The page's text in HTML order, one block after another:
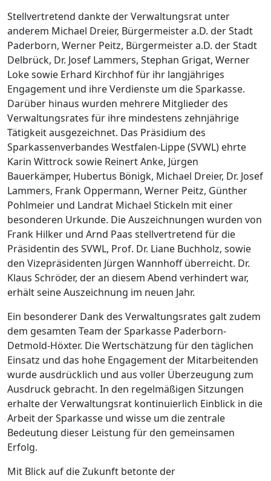
Stellvertretend dankte der Verwaltungsrat unter
anderem Michael Dreier, Bürgermeister a.D. der Stadt
Paderborn, Werner Peitz, Bürgermeister a.D. der Stadt
Delbrück, Dr. Josef Lammers, Stephan Grigat, Werner
Loke sowie Erhard Kirchhof für ihr langjähriges
Engagement und ihre Verdienste um die Sparkasse.
Darüber hinaus wurden mehrere Mitglieder des
Verwaltungsrates für ihre mindestens zehnjährige
Tätigkeit ausgezeichnet. Das Präsidium des
Sparkassenverbandes Westfalen-Lippe (SVWL) ehrte
Karin Wittrock sowie Reinert Anke, Jürgen
Bauerkämper, Hubertus Bönigk, Michael Dreier, Dr. Josef
Lammers, Frank Oppermann, Werner Peitz, Günther
Pohlmeier und Landrat Michael Stickeln mit einer
besonderen Urkunde. Die Auszeichnungen wurden von
Frank Hilker und Arnd Paas stellvertretend für die
Präsidentin des SVWL, Prof. Dr. Liane Buchholz, sowie
den Vizepräsidenten Jürgen Wannhoff überreicht. Dr.
Klaus Schröder, der an diesem Abend verhindert war,
erhält seine Auszeichnung im neuen Jahr.
Ein besonderer Dank des Verwaltungsrates galt zudem
dem gesamten Team der Sparkasse Paderborn-
Detmold-Höxter. Die Wertschätzung für den täglichen
Einsatz und das hohe Engagement der Mitarbeitenden
wurde ausdrücklich und aus voller Überzeugung zum
Ausdruck gebracht. In den regelmäßigen Sitzungen
erhalte der Verwaltungsrat kontinuierlich Einblick in die
Arbeit der Sparkasse und wisse um die zentrale
Bedeutung dieser Leistung für den gemeinsamen
Erfolg.
Mit Blick auf die Zukunft betonte der